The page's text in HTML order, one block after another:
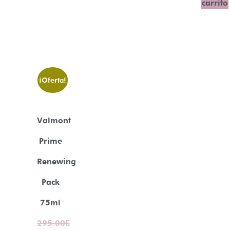
carrito
¡Oferta!
Valmont
Prime
Renewing
Pack
75ml
295.00€